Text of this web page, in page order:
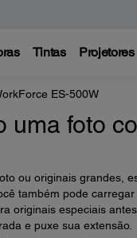
Tintas Projetores
ES-500W
uma foto
ou originais grandes,
também pode
originais especiais
e puxe sua extensão.